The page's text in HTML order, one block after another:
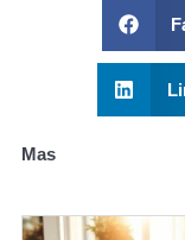
Mas